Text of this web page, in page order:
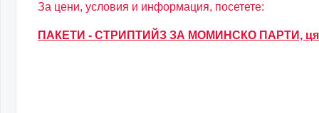
За цени, условия и информация, посетете:
ПАКЕТИ - СТРИПТИЙЗ ЗА МОМИНСКО ПАРТИ,